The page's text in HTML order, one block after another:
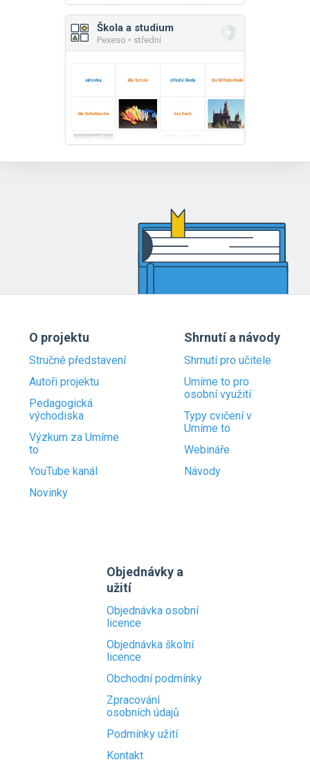
Škola a studium
Pexeso • střední
O projektu
Stručné představení
Autoři projektu
Pedagogická
východiska
Výzkum za Umíme
to
YouTube kanál
Novinky
Shrnutí a návody
Shrnutí pro učitele
Umíme to pro
osobní využití
Typy cvičení v
Umíme to
Webináře
Návody
Objednávky a
užití
Objednávka osobní
licence
Objednávka školní
licence
Obchodní podmínky
Zpracování
osobních údajů
Podmínky užití
Kontakt